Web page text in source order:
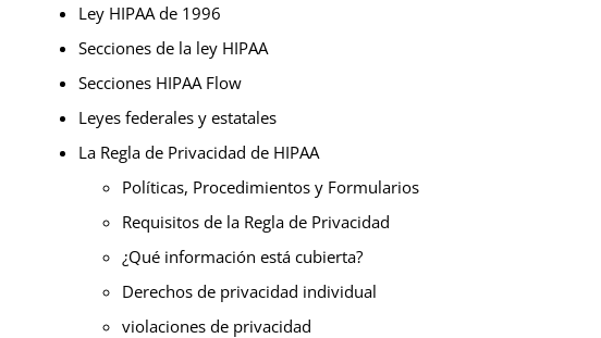
Ley HIPAA de 1996
Secciones de la ley HIPAA
Secciones HIPAA Flow
Leyes federales y estatales
La Regla de Privacidad de HIPAA
Políticas, Procedimientos y Formularios
Requisitos de la Regla de Privacidad
¿Qué información está cubierta?
Derechos de privacidad individual
violaciones de privacidad